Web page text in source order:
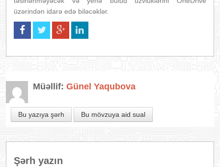
üzərindən idarə edə biləcəklər.
Müəllif: Günel Yaqubova
Bu yazıya şərh Bu mövzuya aid sual
Şərh yazın